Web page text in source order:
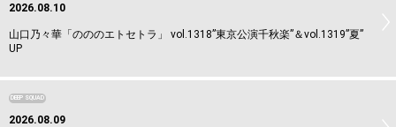
2026.08.10
山口乃々華「のののエトセトラ」 vol.1318”東京公演千秋楽”＆vol.1319”夏”
UP
DEEP SQUAD
2026.08.09